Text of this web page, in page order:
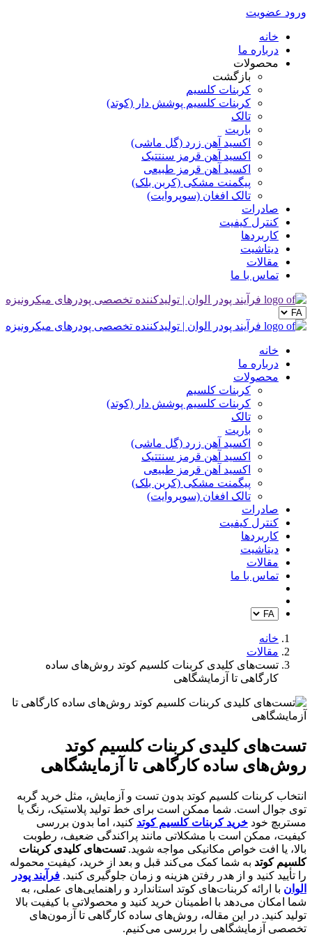
ورود عضویت
خانه
درباره ما
محصولات
بازگشت
کربنات کلسیم
کربنات کلسیم پوشش دار (کوتد)
تالک
باریت
اکسید آهن زرد (گل ماشی)
اکسید آهن قرمز سنتتیک
اکسید آهن قرمز طبیعی
پیگمنت مشکی (کربن بلک)
تالک افغان (سوپروایت)
صادرات
کنترل کیفیت
کاربردها
دیتاشیت
مقالات
تماس با ما
خانه
درباره ما
محصولات
کربنات کلسیم
کربنات کلسیم پوشش دار (کوتد)
تالک
باریت
اکسید آهن زرد (گل ماشی)
اکسید آهن قرمز سنتتیک
اکسید آهن قرمز طبیعی
پیگمنت مشکی (کربن بلک)
تالک افغان (سوپروایت)
صادرات
کنترل کیفیت
کاربردها
دیتاشیت
مقالات
تماس با ما
خانه
مقالات
تست‌های کلیدی کربنات کلسیم کوتد روش‌های ساده
کارگاهی تا آزمایشگاهی
تست‌های کلیدی کربنات کلسیم کوتد
روش‌های ساده کارگاهی تا آزمایشگاهی
انتخاب کربنات کلسیم کوتد بدون تست و آزمایش، مثل خرید گربه
توی جوال است. شما ممکن است برای خط تولید پلاستیک، رنگ یا
مستربچ خود خرید کربنات کلسیم کوتد کنید، اما بدون بررسی
کیفیت، ممکن است با مشکلاتی مانند پراکندگی ضعیف، رطوبت
بالا، یا افت خواص مکانیکی مواجه شوید.تست‌های کلیدی کربنات
کلسیم کوتد به شما کمک می‌کند قبل و بعد از خرید، کیفیت محموله
را تأیید کنید و از هدر رفتن هزینه و زمان جلوگیری کنید. فرآیند پودر
الوان با ارائه کربنات‌های کوتد استاندارد و راهنمایی‌های عملی، به
شما امکان می‌دهد با اطمینان خرید کنید و محصولاتی با کیفیت بالا
تولید کنید. در این مقاله، روش‌های ساده کارگاهی تا آزمون‌های
تخصصی آزمایشگاهی را بررسی می‌کنیم.